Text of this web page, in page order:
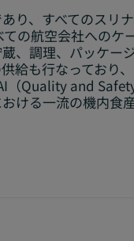
り、すべてのスリ
の航空会社へのケ
、調理、パッケー
給も行なっており
（Quality and
ける一流の機内食